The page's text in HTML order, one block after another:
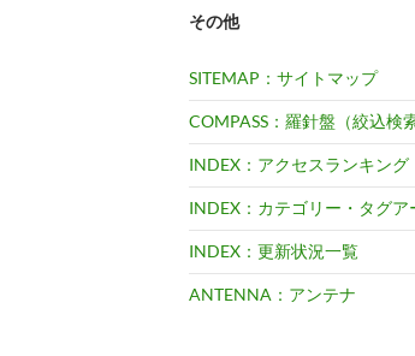
その他
SITEMAP：サイトマップ
COMPASS：羅針盤（絞込検索
INDEX：アクセスランキング
INDEX：カテゴリー・タグア
INDEX：更新状況一覧
ANTENNA：アンテナ